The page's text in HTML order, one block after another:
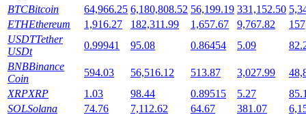
Launchpool
Staking flexible pour gagner des jetons populaires
BTCBitcoin 64,966.25 6,180,808.52 56,199.19 331,152.50
ETHEthereum 1,916.27 182,311.99 1,657.67 9,767.82
USDTTether
USDt
0.99941 95.08 0.86454 5.09
BNBBinance
Coin
594.03 56,516.12 513.87 3,027.99
XRPXRP 1.03 98.44 0.89515 5.27
SOLSolana 74.76 7,112.62 64.67 381.07